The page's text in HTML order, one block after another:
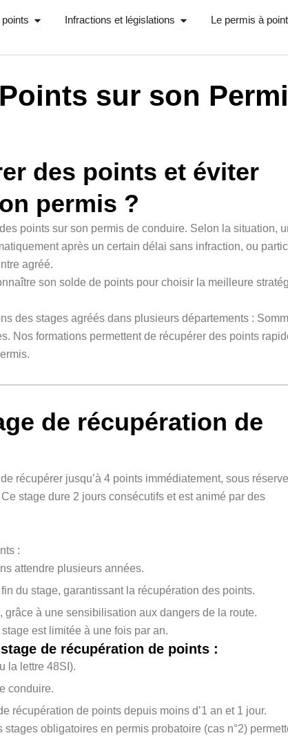
Ouvrir Stage récupérations de points
Infractions et législations Ouvrir Infractions et
Le permis à
sur son
des points et éviter
permis ?
points sur son permis de conduire. Selon la situation,
après un certain délai sans infraction, ou
agréé.
son solde de points pour choisir la meilleure
des stages agréés dans plusieurs départements :
Nos formations permettent de récupérer des points
de récupération de
récupérer jusqu’à 4 points immédiatement, sous
stage dure 2 jours consécutifs et est animé par des
:
attendre plusieurs années.
du stage, garantissant la récupération des points.
grâce à une sensibilisation aux dangers de la route.
est limitée à une fois par an.
de récupération de points :
la lettre 48SI).
conduire.
récupération de points depuis moins d’1 an et 1 jour.
obligatoires en permis probatoire (cas n°2)